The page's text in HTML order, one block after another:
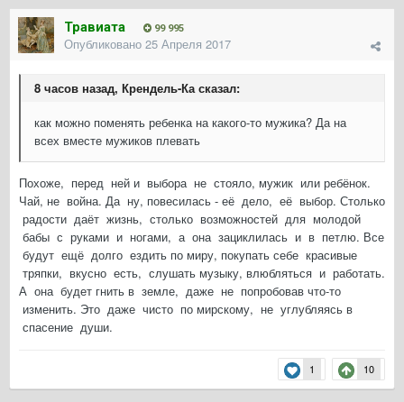
Травиата 99 995
Опубликовано 25 Апреля 2017
8 часов назад, Крендель-Ка сказал:
как можно поменять ребенка на какого-то мужика? Да на
всех вместе мужиков плевать
Похоже, перед ней и выбора не стояло, мужик или ребёнок.
Чай, не война. Да ну, повесилась - её дело, её выбор. Столько
радости даёт жизнь, столько возможностей для молодой
бабы с руками и ногами, а она зациклилась и в петлю. Все
будут ещё долго ездить по миру, покупать себе красивые
тряпки, вкусно есть, слушать музыку, влюбляться и работать.
А она будет гнить в земле, даже не попробовав что-то
изменить. Это даже чисто по мирскому, не углубляясь в
спасение души.
1 10